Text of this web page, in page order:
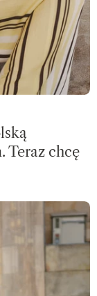
Teraz chcę